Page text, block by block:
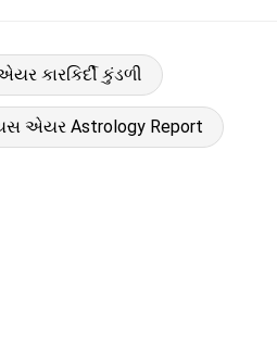
કારકિર્દી કુંડળી
એયર Astrology Report